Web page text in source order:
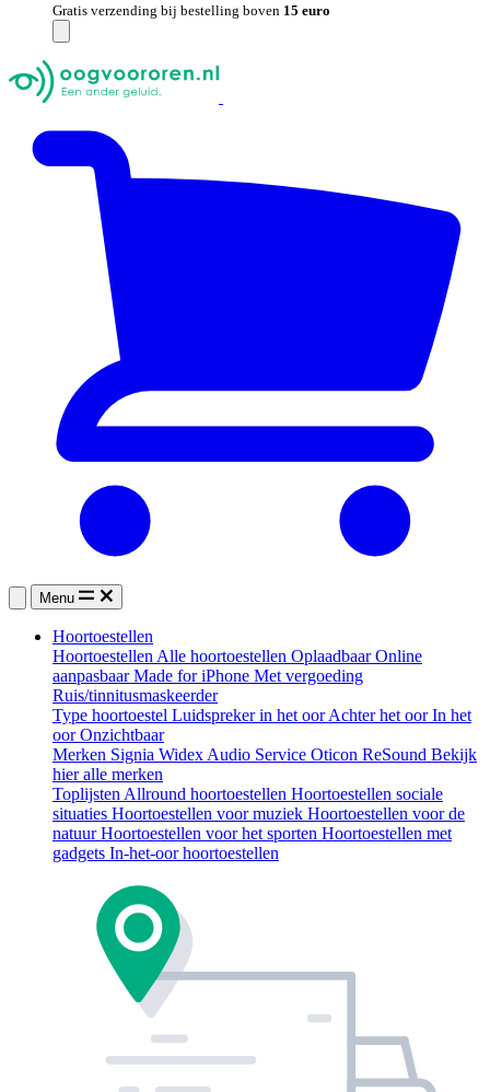
Gratis verzending bij bestelling boven 15 euro
Menu
Hoortoestellen
HoortoestellenAlle hoortoestellen OplaadbaarOnline
aanpasbaarMade for iPhone Met vergoeding
Ruis/tinnitusmaskeerder
Type hoortoestel Luidspreker in het oorAchter het oorIn het
oorOnzichtbaar
Merken Signia WidexAudio Service Oticon ReSound Bekijk
hier alle merken
ToplijstenAllround hoortoestellen Hoortoestellen sociale
situaties Hoortoestellen voor muziek Hoortoestellen voor de
natuurHoortoestellen voor het sporten Hoortoestellen met
gadgets In-het-oor hoortoestellen